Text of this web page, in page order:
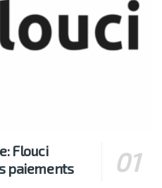
Flouci
paiements